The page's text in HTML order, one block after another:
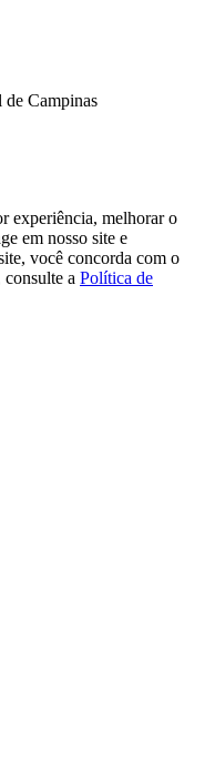
Campinas
experiência, melhorar o
em nosso site e
você concorda com o
a Política de